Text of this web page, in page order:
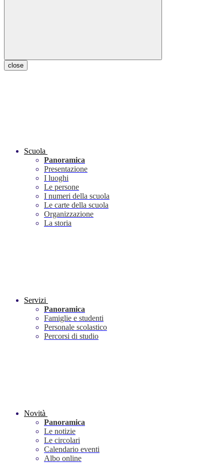
close
Scuola
Panoramica
Presentazione
I luoghi
Le persone
I numeri della scuola
Le carte della scuola
Organizzazione
La storia
Servizi
Panoramica
Famiglie e studenti
Personale scolastico
Percorsi di studio
Novità
Panoramica
Le notizie
Le circolari
Calendario eventi
Albo online